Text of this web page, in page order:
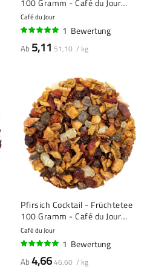
100 Gramm - Café du Jour
loser Tee
Café du Jour
1 Bewertung
Ab 5,11 51,10 / kg
Pfirsich Cocktail - Früchtetee
100 Gramm - Café du Jour
loser Tee
Café du Jour
100%
1 Bewertung
Ab4,6646,60 / kg